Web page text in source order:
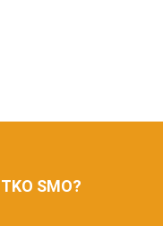
TKO SMO?